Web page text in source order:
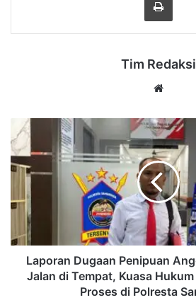
Tim Redaksi
Laporan
Dugaan
Penipuan
Anggota
DPRD
Kaltim
Jalan
Tempat,
Kuasa
Hukum
Laporan Dugaan Penipuan
Jalan di Tempat, Kuasa
Proses di Polresta